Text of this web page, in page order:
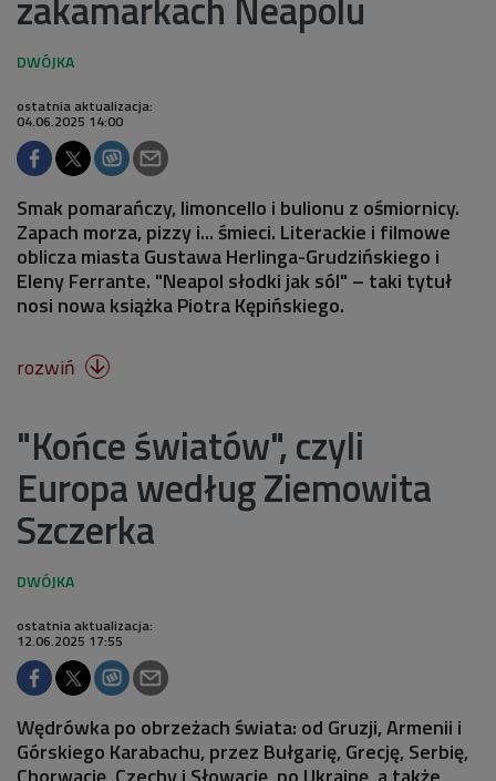
ostatnia aktualizacja:
04.06.2025 14:00
Smak pomarańczy, limoncello i bulionu z ośmiornicy.
Zapach morza, pizzy i... śmieci. Literackie i filmowe
oblicza miasta Gustawa Herlinga-Grudzińskiego i
Eleny Ferrante. "Neapol słodki jak sól" – taki tytuł
nosi nowa książka Piotra Kępińskiego.
rozwiń 
"Końce światów", czyli
Europa według Ziemowita
Szczerka
ostatnia aktualizacja:
12.06.2025 17:55
Wędrówka po obrzeżach świata: od Gruzji, Armenii i
Górskiego Karabachu, przez Bułgarię, Grecję, Serbię,